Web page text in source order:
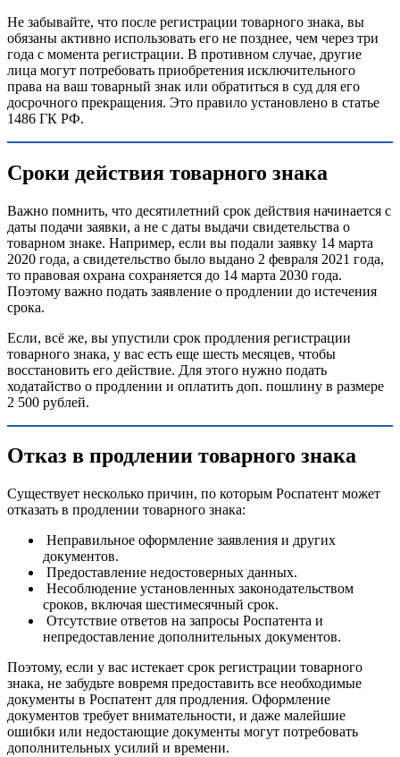
Не забывайте, что после регистрации товарного знака, вы
обязаны активно использовать его не позднее, чем через три
года с момента регистрации. В противном случае, другие
лица могут потребовать приобретения исключительного
права на ваш товарный знак или обратиться в суд для его
досрочного прекращения. Это правило установлено в статье
1486 ГК РФ.
Сроки действия товарного знака
Важно помнить, что десятилетний срок действия начинается с
даты подачи заявки, а не с даты выдачи свидетельства о
товарном знаке. Например, если вы подали заявку 14 марта
2020 года, а свидетельство было выдано 2 февраля 2021 года,
то правовая охрана сохраняется до 14 марта 2030 года.
Поэтому важно подать заявление о продлении до истечения
срока.
Если, всё же, вы упустили срок продления регистрации
товарного знака, у вас есть еще шесть месяцев, чтобы
восстановить его действие. Для этого нужно подать
ходатайство о продлении и оплатить доп. пошлину в размере
2 500 рублей.
Отказ в продлении товарного знака
Существует несколько причин, по которым Роспатент может
отказать в продлении товарного знака:
Неправильное оформление заявления и других
документов.
Предоставление недостоверных данных.
Несоблюдение установленных законодательством
сроков, включая шестимесячный срок.
Отсутствие ответов на запросы Роспатента и
непредоставление дополнительных документов.
Поэтому, если у вас истекает срок регистрации товарного
знака, не забудьте вовремя предоставить все необходимые
документы в Роспатент для продления. Оформление
документов требует внимательности, и даже малейшие
ошибки или недостающие документы могут потребовать
дополнительных усилий и времени.